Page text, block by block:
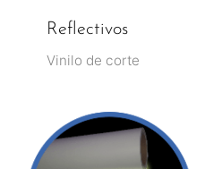
Reflectivos
Vinilo de corte